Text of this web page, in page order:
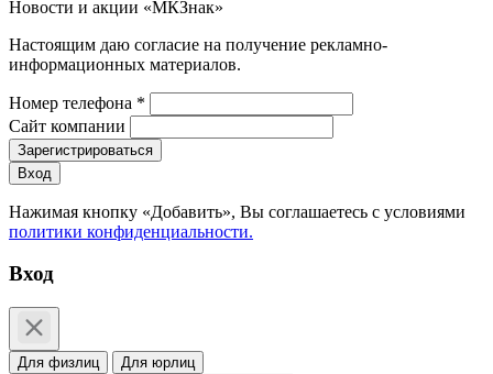
Новости и акции «МКЗнак»
Настоящим даю согласие на получение рекламно-
информационных материалов.
Номер телефона *
Сайт компании
Зарегистрироваться
Вход
Нажимая кнопку «Добавить», Вы соглашаетесь c условиями
политики конфиденциальности.
Вход
Для физлиц Для юрлиц